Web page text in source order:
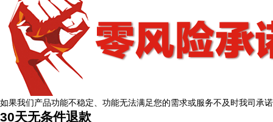
如果我们产品功能不稳定、功能无法满足您的需求或服务不及时我司承诺
30天无条件退款